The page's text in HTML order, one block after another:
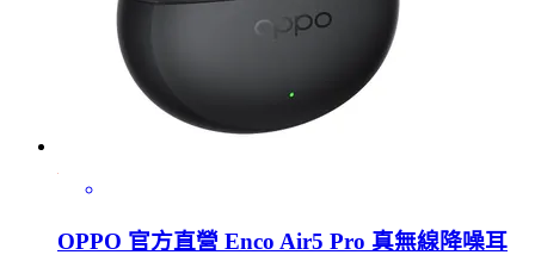
OPPO 官方直營 Enco Air5 Pro 真無線降噪耳